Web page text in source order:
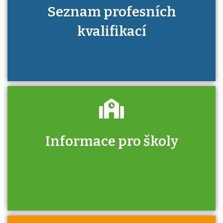
Seznam profesních
kvalifikací
Informace pro školy
Zjistěte, jak se přihlásit ke zkoušce a kde